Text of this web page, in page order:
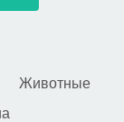
Животные